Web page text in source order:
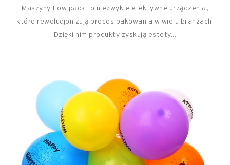
Maszyny flow pack to niezwykle efektywne urządzenia,
które rewolucjonizują proces pakowania w wielu branżach.
Dzięki nim produkty zyskują estety...